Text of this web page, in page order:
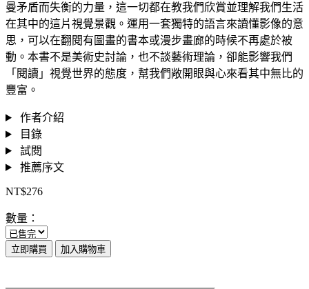
曼矛盾而失衡的力量，這一切都在教我們欣賞並理解我們生活
在其中的這片視覺景觀。運用一套獨特的語言來讀懂影像的意
思，可以在翻閱有圖畫的書本或漫步畫廊的時候不再處於被
動。本書不是美術史討論，也不談藝術理論，卻能影響我們
「閱讀」視覺世界的態度，幫我們敞開眼與心來看其中無比的
豐富。
作者介紹
目錄
試閱
推薦序文
NT$276
數量：
立即購買 加入購物車